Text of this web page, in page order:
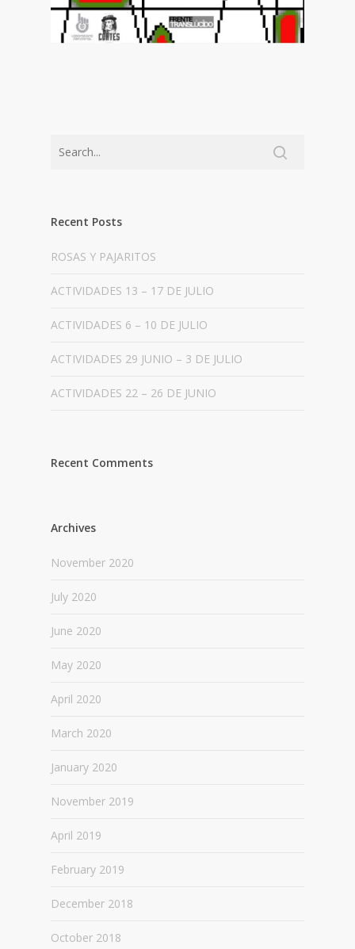
Recent Posts
ROSAS Y PAJARITOS
ACTIVIDADES 13 – 17 DE JULIO
ACTIVIDADES 6 – 10 DE JULIO
ACTIVIDADES 29 JUNIO – 3 DE JULIO
ACTIVIDADES 22 – 26 DE JUNIO
Recent Comments
Archives
November 2020
July 2020
June 2020
May 2020
April 2020
March 2020
January 2020
November 2019
April 2019
February 2019
December 2018
October 2018